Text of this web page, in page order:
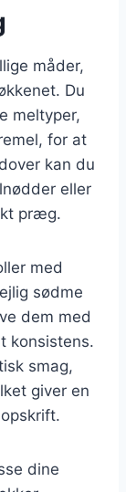
måder,
Du
meltyper,
for at
kan du
eller
præg.
med
sødme
dem med
konsistens.
smag,
giver en
dine